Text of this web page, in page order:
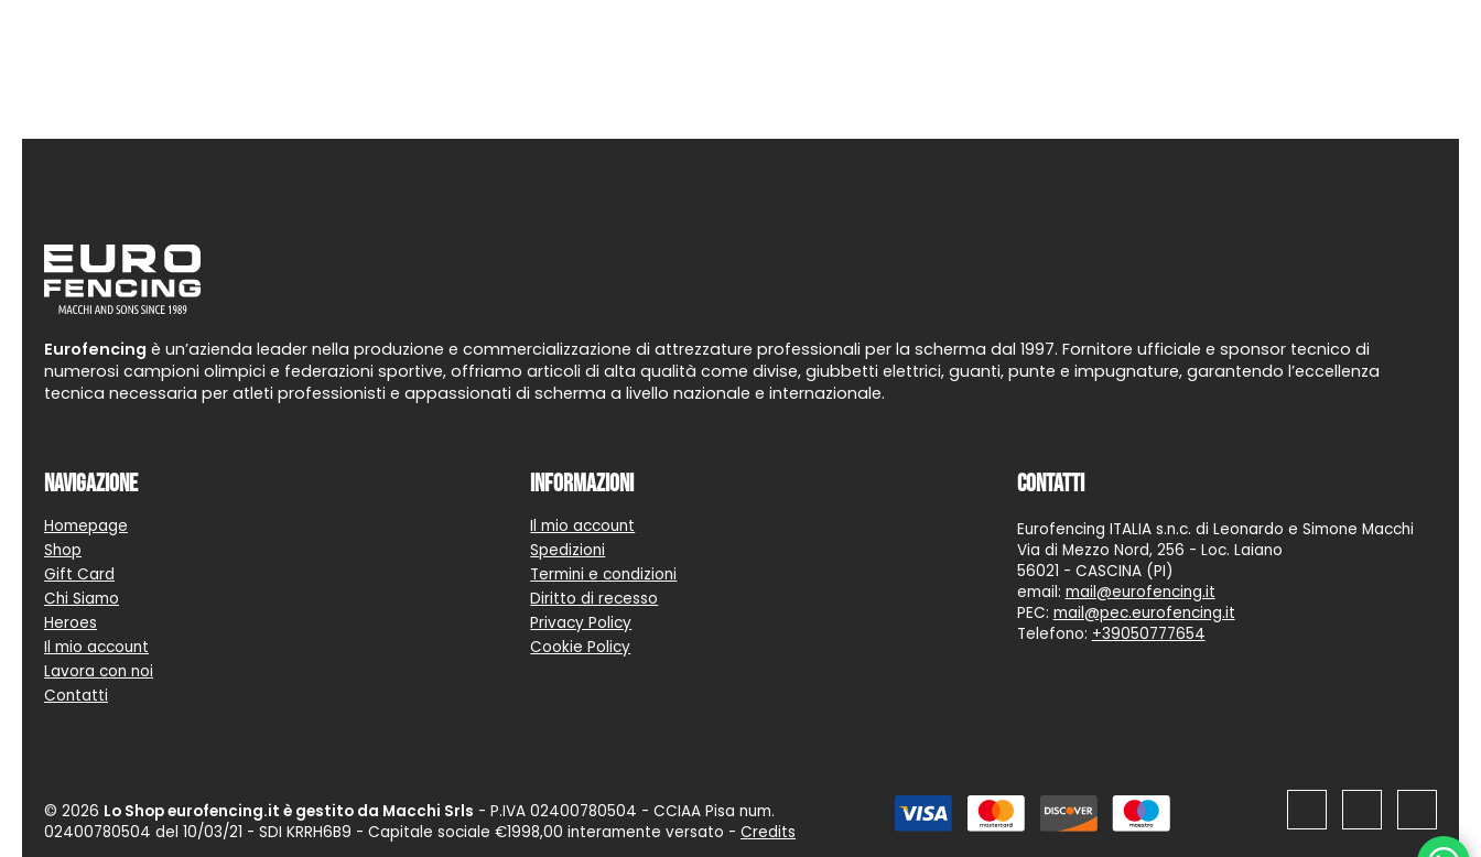
Eurofencing è un’azienda leader nella produzione e commercializzazione di attrezzature professionali per la scherma dal 1997. Fornitore ufficiale e sponsor tecnico di
numerosi campioni olimpici e federazioni sportive, offriamo articoli di alta qualità come divise, giubbetti elettrici, guanti, punte e impugnature, garantendo l’eccellenza
tecnica necessaria per atleti professionisti e appassionati di scherma a livello nazionale e internazionale.
Navigazione
Homepage
Shop
Gift Card
Chi Siamo
Heroes
Il mio account
Lavora con noi
Contatti
Informazioni
Il mio account
Spedizioni
Termini e condizioni
Diritto di recesso
Privacy Policy
Cookie Policy
Contatti
Eurofencing ITALIA s.n.c. di Leonardo e Simone Macchi
Via di Mezzo Nord, 256 - Loc. Laiano
56021 - CASCINA (PI)
email: mail@eurofencing.it
PEC: mail@pec.eurofencing.it
Telefono: +39050777654
© 2026 Lo Shop eurofencing.it è gestito da Macchi Srls - P.IVA 02400780504 - CCIAA Pisa num.
02400780504 del 10/03/21 - SDI KRRH6B9 - Capitale sociale €1998,00 interamente versato - Credits